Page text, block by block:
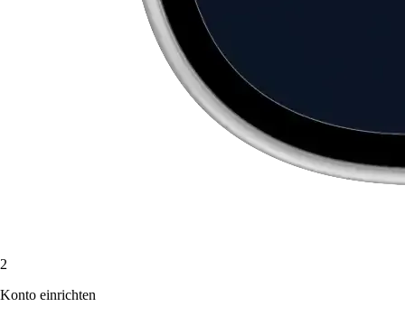
2
Konto einrichten